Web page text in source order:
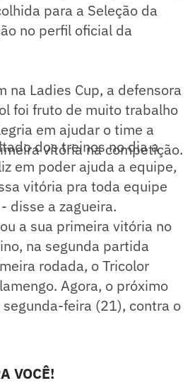
para a Seleção da
no perfil oficial da
na Ladies Cup, a defensora
foi fruto de muito trabalho
em ajudar o time a
vitória na competição.
dos treinos no dia a
em poder ajuda a equipe,
vitória pra toda equipe
disse a zagueira.
a sua primeira vitória no
na segunda partida
rodada, o Tricolor
Agora, o próximo
feira (21), contra o
VOCÊ!